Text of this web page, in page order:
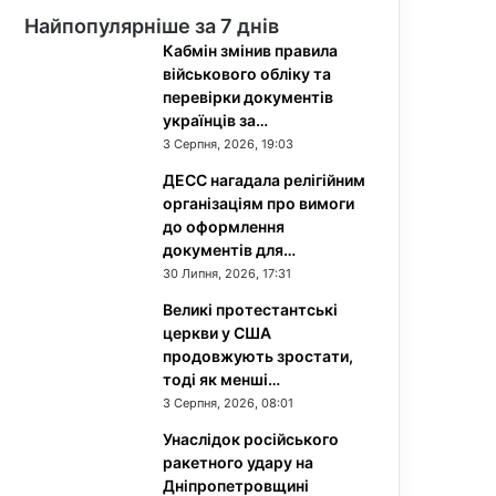
Найпопулярніше за 7 днів
Кабмін змінив правила
військового обліку та
перевірки документів
українців за…
3 Серпня, 2026, 19:03
ДЕСС нагадала релігійним
організаціям про вимоги
до оформлення
документів для…
30 Липня, 2026, 17:31
Великі протестантські
церкви у США
продовжують зростати,
тоді як менші…
3 Серпня, 2026, 08:01
Унаслідок російського
ракетного удару на
Дніпропетровщині